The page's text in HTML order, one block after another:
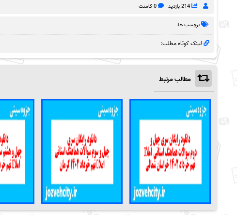
214 بازدید 0 کامنت
برچسب ها:
لینک کوتاه مطلب:
مطالب مرتبط